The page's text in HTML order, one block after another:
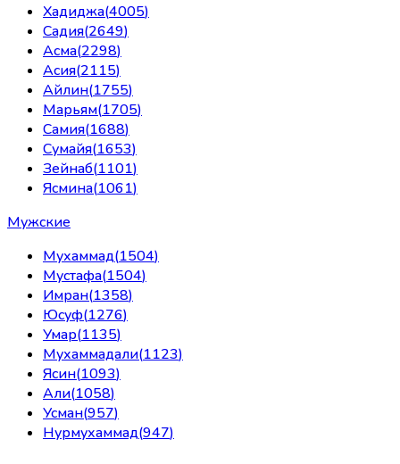
Хадиджа(4005)
Садия(2649)
Асма(2298)
Асия(2115)
Айлин(1755)
Марьям(1705)
Самия(1688)
Сумайя(1653)
Зейнаб(1101)
Ясмина(1061)
Мужские
Мухаммад(1504)
Мустафа(1504)
Имран(1358)
Юсуф(1276)
Умар(1135)
Мухаммадали(1123)
Ясин(1093)
Али(1058)
Усман(957)
Нурмухаммад(947)